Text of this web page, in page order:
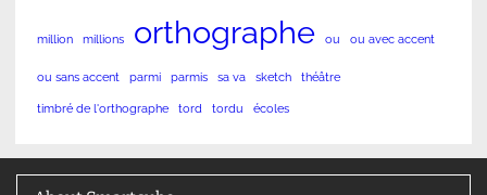
million millions orthographe ou ou avec accent
ou sans accent parmi parmis sa va sketch théâtre
timbré de l'orthographe tord tordu écoles